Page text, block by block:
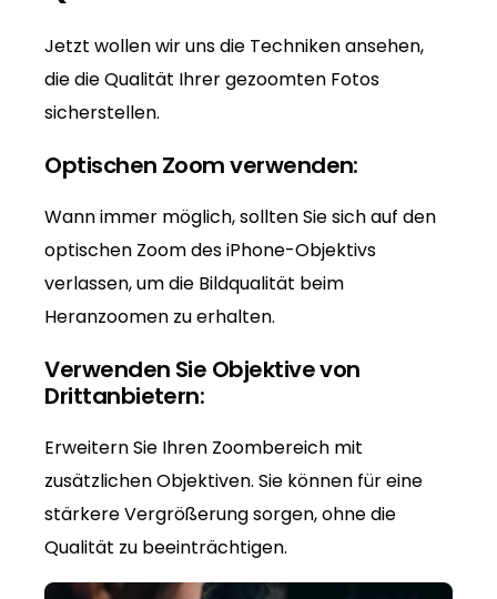
Jetzt wollen wir uns die Techniken ansehen,
die die Qualität Ihrer gezoomten Fotos
sicherstellen.
Optischen Zoom verwenden:
Wann immer möglich, sollten Sie sich auf den
optischen Zoom des iPhone-Objektivs
verlassen, um die Bildqualität beim
Heranzoomen zu erhalten.
Verwenden Sie Objektive von
Drittanbietern:
Erweitern Sie Ihren Zoombereich mit
zusätzlichen Objektiven. Sie können für eine
stärkere Vergrößerung sorgen, ohne die
Qualität zu beeinträchtigen.